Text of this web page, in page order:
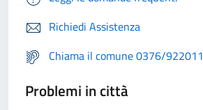
Richiedi Assistenza
Chiama il comune 0376/922011
Problemi in città